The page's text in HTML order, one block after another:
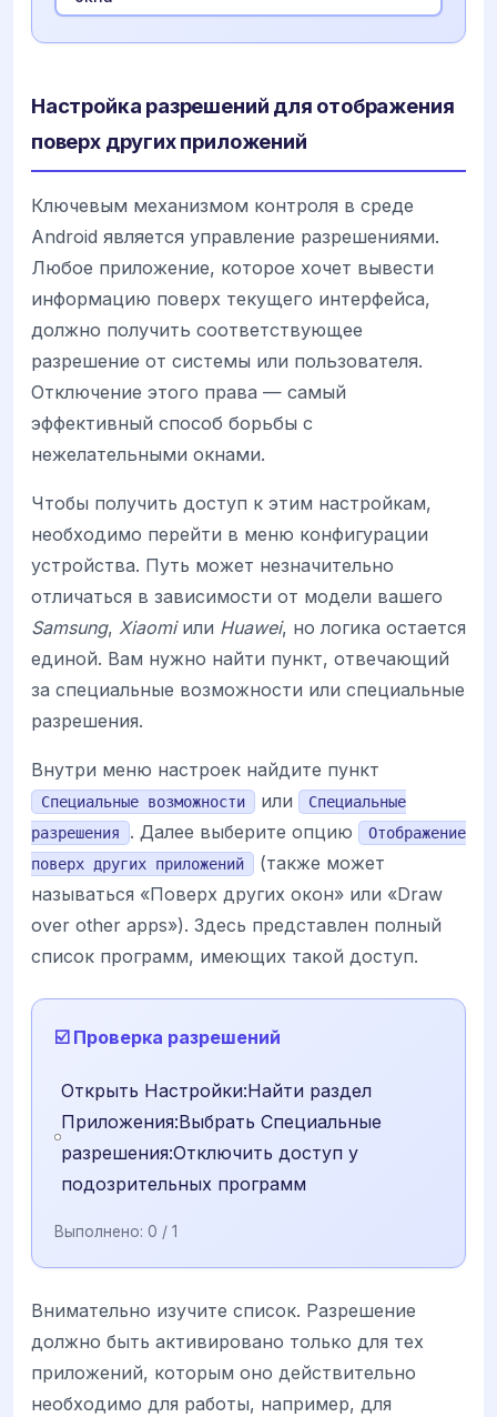
Настройка разрешений для отображения
поверх других приложений
Ключевым механизмом контроля в среде
Android является управление разрешениями.
Любое приложение, которое хочет вывести
информацию поверх текущего интерфейса,
должно получить соответствующее
разрешение от системы или пользователя.
Отключение этого права — самый
эффективный способ борьбы с
нежелательными окнами.
Чтобы получить доступ к этим настройкам,
необходимо перейти в меню конфигурации
устройства. Путь может незначительно
отличаться в зависимости от модели вашего
Samsung, Xiaomiили Huawei, но логика остается
единой. Вам нужно найти пункт, отвечающий
за специальные возможности или специальные
разрешения.
Внутри меню настроек найдите пункт
Специальные возможности или
Специальные
разрешения
. Далее выберите опцию
Отображение
поверх других приложений
(также может
называться «Поверх других окон» или «Draw
over other apps»). Здесь представлен полный
список программ, имеющих такой доступ.
☑️ Проверка разрешений
Открыть Настройки:Найти раздел
Приложения:Выбрать Специальные
разрешения:Отключить доступ у
подозрительных программ
Выполнено: 0 / 1
Внимательно изучите список. Разрешение
должно быть активировано только для тех
приложений, которым оно действительно
необходимо для работы, например, для